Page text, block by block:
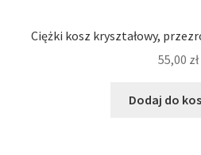
Ciężki kosz kryształowy,
55,00 zł
Dodaj do